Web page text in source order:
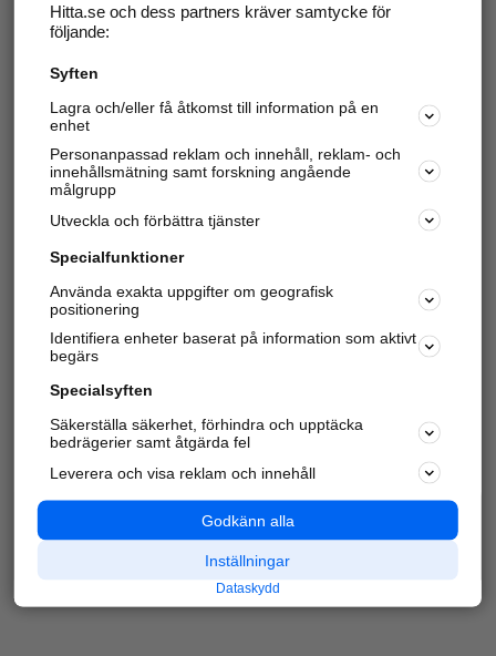
Svara på och hantera dina omdömen
Har du redan verifierat ditt företag? Logga in
Varje vecka besöker du och4 miljoner
andra
härliga användare oss för att hitta rätt lokal
information om företag, privatpersoner och
platser.
Hitta.se och dess partners kräver samtycke för
följande:
Syften
Lagra och/eller få åtkomst till information på en
enhet
Personanpassad reklam och innehåll, reklam- och
innehållsmätning samt forskning angående
målgrupp
Utveckla och förbättra tjänster
Specialfunktioner
Använda exakta uppgifter om geografisk
positionering
Identifiera enheter baserat på information som aktivt
begärs
Specialsyften
Säkerställa säkerhet, förhindra och upptäcka
bedrägerier samt åtgärda fel
Leverera och visa reklam och innehåll
Godkänn alla
Inställningar
Dataskydd